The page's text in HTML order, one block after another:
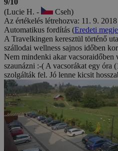
(Lucie H. -
Cseh)
Az értékelés létrehozva: 11. 9. 2018
Automatikus fordítás (Eredeti
A Travelkingen keresztül történő
szállodai wellness sajnos időben
Nem mindenki akar vacsoraidőben
szaunázni :-( A vacsorákat egy óra
szolgálták fel. Jó lenne kicsit